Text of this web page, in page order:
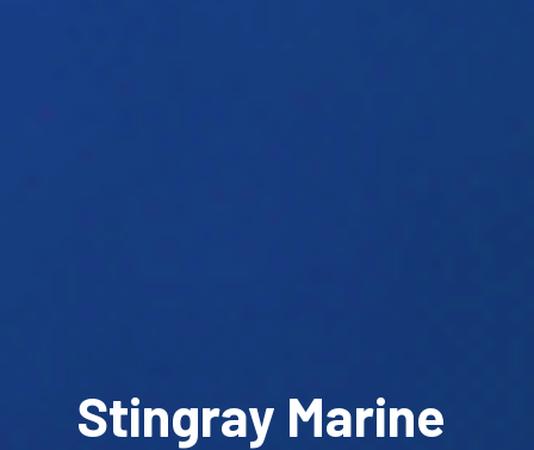
Stingray Marine